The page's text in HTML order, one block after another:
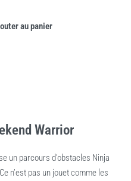
au panier
Warrior
un parcours d’obstacles Ninja
n’est pas un jouet comme les